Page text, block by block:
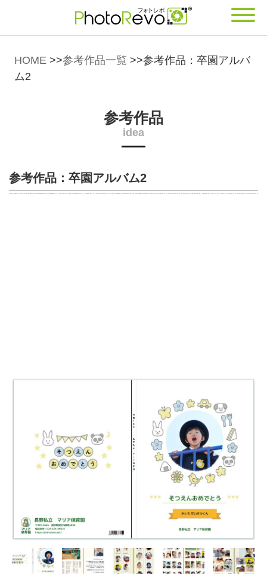
HOME >>参考作品一覧 >>参考作品：卒園アルバ
ム2
参考作品
idea
参考作品：卒園アルバム2